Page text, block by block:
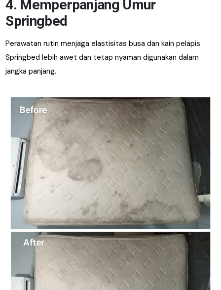
4. Memperpanjang Umur
Springbed
Perawatan rutin menjaga elastisitas busa dan kain pelapis.
Springbed lebih awet dan tetap nyaman digunakan dalam
jangka panjang.